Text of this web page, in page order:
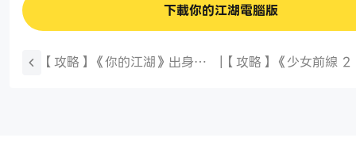
下載你的江湖電腦版
【攻略】《你的江湖》出身選
【攻略】《少女前線 2